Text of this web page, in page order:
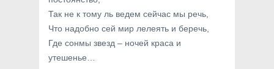
Так не к тому ль ведем сейчас мы речь,
Что надобно сей мир лелеять и беречь,
Где сонмы звезд – ночей краса и
утешенье…